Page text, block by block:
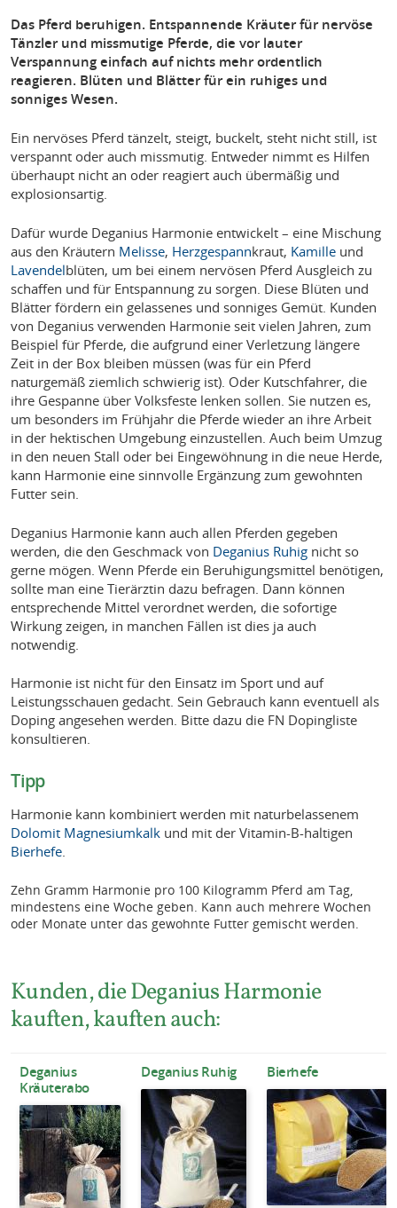
Das Pferd beruhigen. Entspannende Kräuter für nervöse
Tänzler und missmutige Pferde, die vor lauter
Verspannung einfach auf nichts mehr ordentlich
reagieren. Blüten und Blätter für ein ruhiges und
sonniges Wesen.
Ein nervöses Pferd tänzelt, steigt, buckelt, steht nicht still, ist
verspannt oder auch missmutig. Entweder nimmt es Hilfen
überhaupt nicht an oder reagiert auch übermäßig und
explosionsartig.
Dafür wurde Deganius Harmonie entwickelt – eine Mischung
aus den Kräutern Melisse, Herzgespannkraut, Kamille und
Lavendelblüten, um bei einem nervösen Pferd Ausgleich zu
schaffen und für Entspannung zu sorgen. Diese Blüten und
Blätter fördern ein gelassenes und sonniges Gemüt. Kunden
von Deganius verwenden Harmonie seit vielen Jahren, zum
Beispiel für Pferde, die aufgrund einer Verletzung längere
Zeit in der Box bleiben müssen (was für ein Pferd
naturgemäß ziemlich schwierig ist). Oder Kutschfahrer, die
ihre Gespanne über Volksfeste lenken sollen. Sie nutzen es,
um besonders im Frühjahr die Pferde wieder an ihre Arbeit
in der hektischen Umgebung einzustellen. Auch beim Umzug
in den neuen Stall oder bei Eingewöhnung in die neue Herde,
kann Harmonie eine sinnvolle Ergänzung zum gewohnten
Futter sein.
Deganius Harmonie kann auch allen Pferden gegeben
werden, die den Geschmack von Deganius Ruhig nicht so
gerne mögen. Wenn Pferde ein Beruhigungsmittel benötigen,
sollte man eine Tierärztin dazu befragen. Dann können
entsprechende Mittel verordnet werden, die sofortige
Wirkung zeigen, in manchen Fällen ist dies ja auch
notwendig.
Harmonie ist nicht für den Einsatz im Sport und auf
Leistungsschauen gedacht. Sein Gebrauch kann eventuell als
Doping angesehen werden. Bitte dazu die FN Dopingliste
konsultieren.
Tipp
Harmonie kann kombiniert werden mit naturbelassenem
Dolomit Magnesiumkalk und mit der Vitamin-B-haltigen
Bierhefe.
Zehn Gramm Harmonie pro 100 Kilogramm Pferd am Tag,
mindestens eine Woche geben. Kann auch mehrere Wochen
oder Monate unter das gewohnte Futter gemischt werden.
Kunden, die Deganius Harmonie
kauften, kauften auch:
Deganius
Kräuterabo
Deganius Ruhig Bierhefe